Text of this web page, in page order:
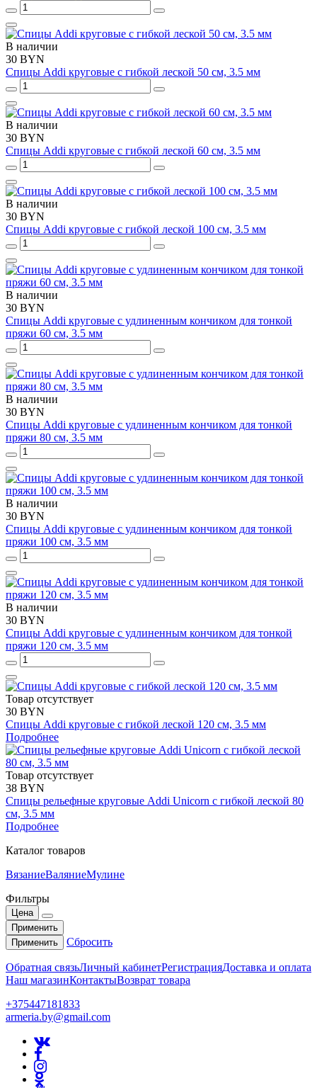
В наличии
30 BYN
Спицы Addi круговые с гибкой леской 50 см, 3.5 мм
В наличии
30 BYN
Спицы Addi круговые с гибкой леской 60 см, 3.5 мм
В наличии
30 BYN
Спицы Addi круговые с гибкой леской 100 см, 3.5 мм
В наличии
30 BYN
Спицы Addi круговые с удлиненным кончиком для тонкой
пряжи 60 см, 3.5 мм
В наличии
30 BYN
Спицы Addi круговые с удлиненным кончиком для тонкой
пряжи 80 см, 3.5 мм
В наличии
30 BYN
Спицы Addi круговые с удлиненным кончиком для тонкой
пряжи 100 см, 3.5 мм
В наличии
30 BYN
Спицы Addi круговые с удлиненным кончиком для тонкой
пряжи 120 см, 3.5 мм
Товар отсутствует
30 BYN
Спицы Addi круговые с гибкой леской 120 см, 3.5 мм
Подробнее
Товар отсутствует
38 BYN
Спицы рельефные круговые Addi Unicorn с гибкой леской 80
см, 3.5 мм
Подробнее
Каталог товаров
ВязаниеВаляниеМулине
Фильтры
Цена
Применить
Применить
Сбросить
Обратная связьЛичный кабинетРегистрацияДоставка и оплата
Наш магазинКонтактыВозврат товара
+375447181833
armeria.by@gmail.com